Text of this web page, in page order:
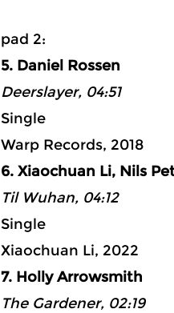
pad
5. Daniel Rossen
Deerslayer, 04:51
Single
Warp Records, 2018
6. Xiaochuan Li, Nils
Til Wuhan, 04:12
Single
Xiaochuan Li, 2022
7. Holly Arrowsmith
The Gardener, 02:19